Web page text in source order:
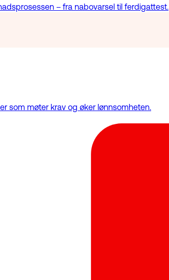
– fra nabovarsel til ferdigattest.
som møter krav og øker lønnsomheten.